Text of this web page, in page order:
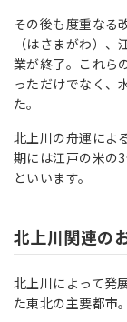
その後も度重なる
（はさまがわ）
業が終了。これら
っただけでなく、
た。
北上川の舟運によ
期には江戸の米の
といいます。
北上川関連の
北上川によって発
た東北の主要都市。